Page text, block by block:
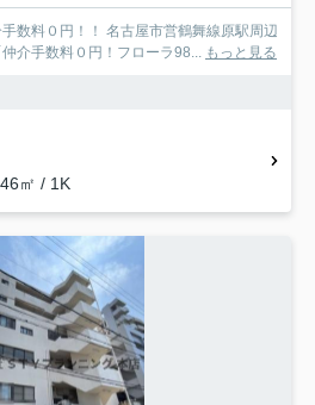
数料０円！！ 名古屋市営鶴舞線原駅周辺
介手数料０円！フローラ98... もっと見る
㎡ / 1K